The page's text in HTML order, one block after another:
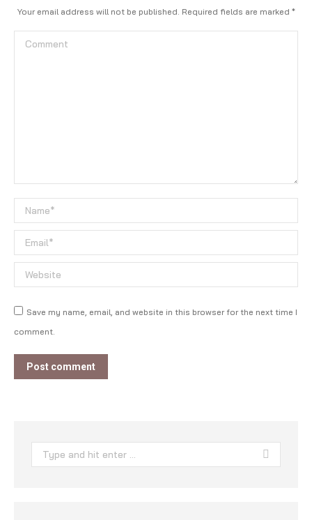
Your email address will not be published. Required fields are marked *
Comment
Name *
Email *
Website
Save my name, email, and website in this browser for the next time I
comment.
Post comment
Search: